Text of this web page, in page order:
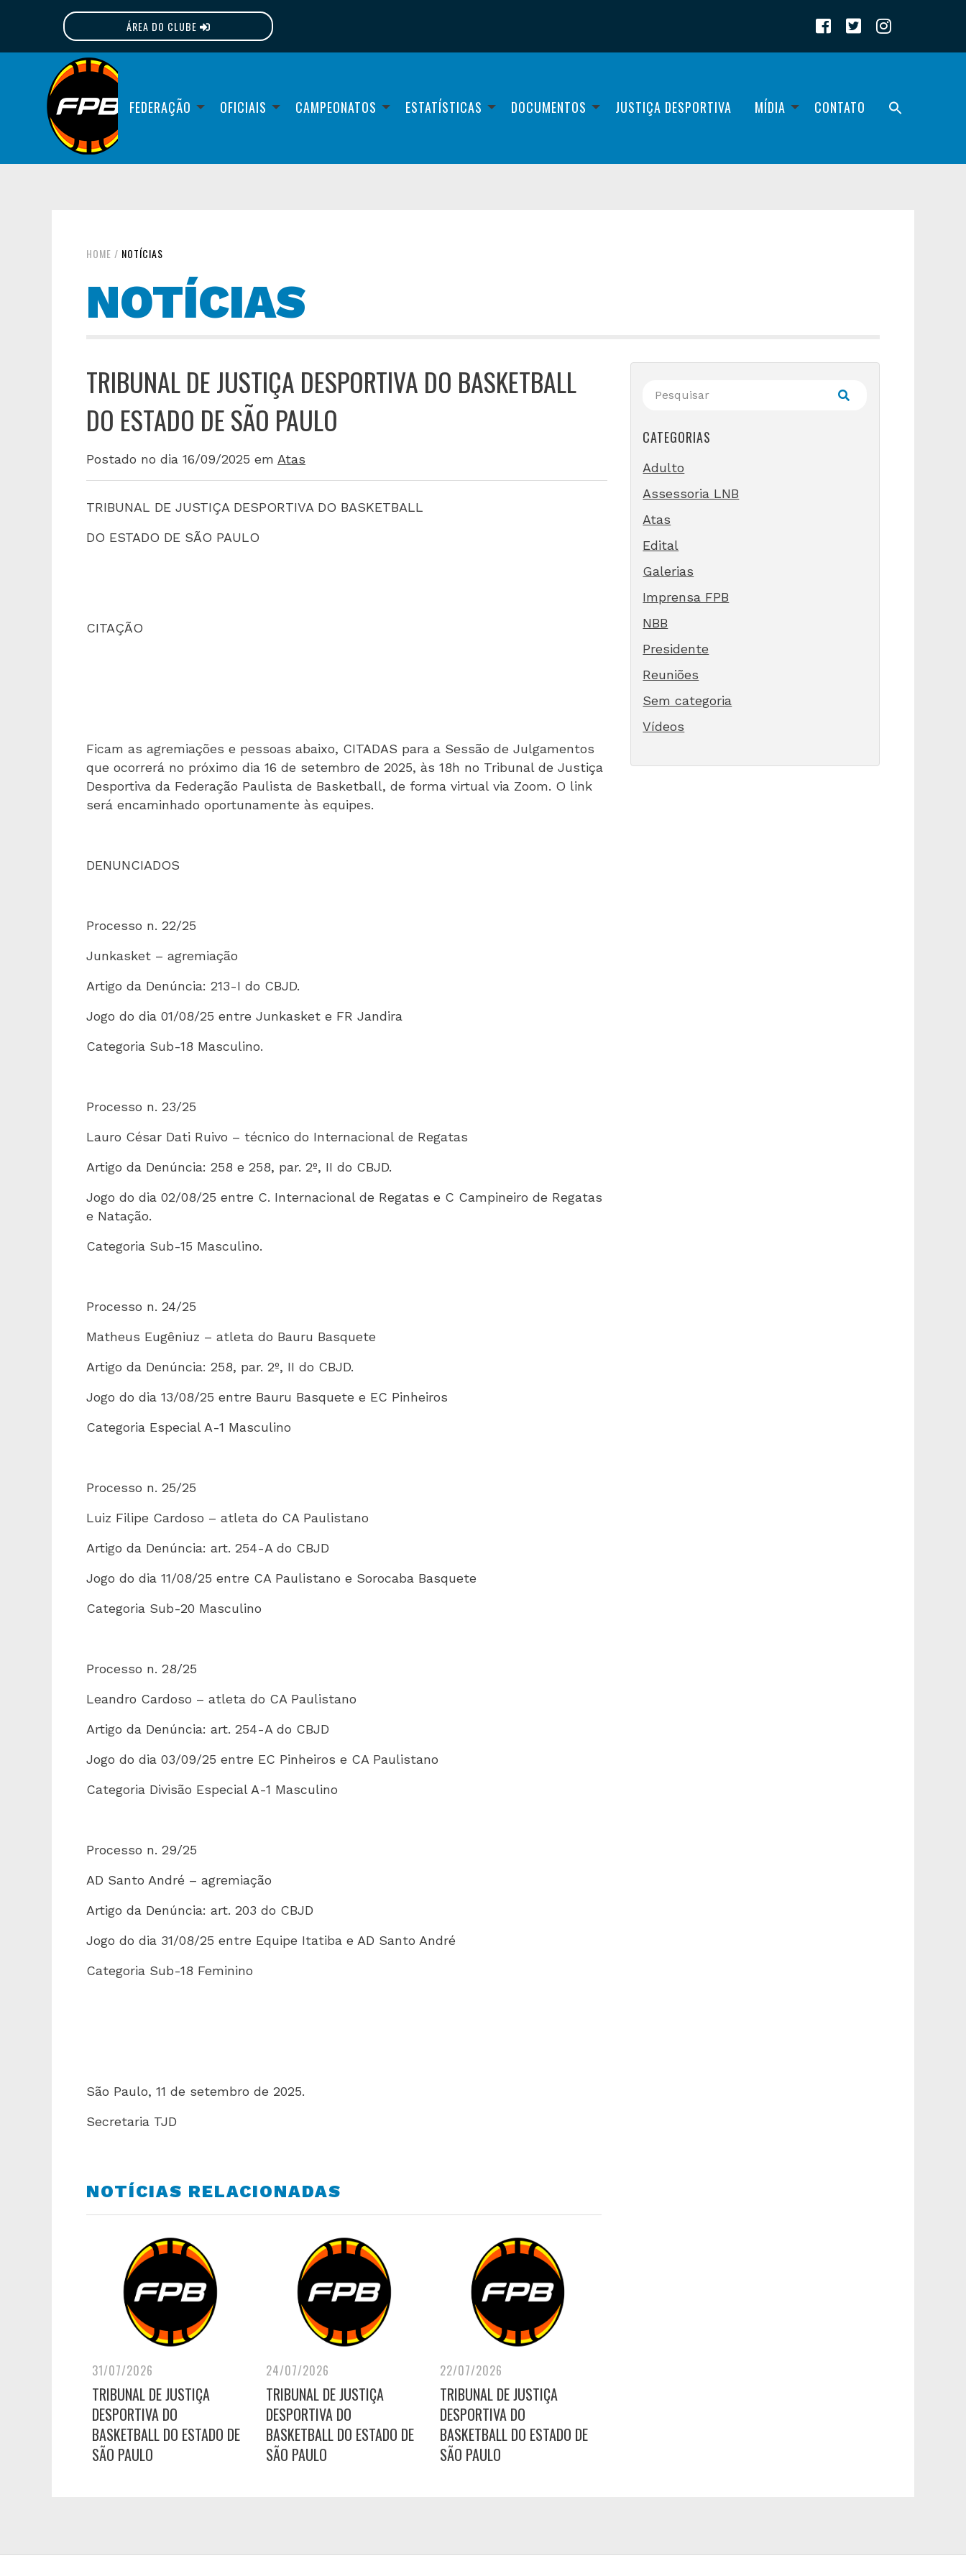
ÁREA DO CLUBE
FEDERAÇÃO OFICIAIS CAMPEONATOS ESTATÍSTICAS DOCUMENTOS JUSTIÇA DESPORTIVA MÍDIA CONTATO
HOME / NOTÍCIAS
NOTÍCIAS
TRIBUNAL DE JUSTIÇA DESPORTIVA DO BASKETBALL
DO ESTADO DE SÃO PAULO
Postado no dia 16/09/2025 em Atas
TRIBUNAL DE JUSTIÇA DESPORTIVA DO BASKETBALL
DO ESTADO DE SÃO PAULO
CITAÇÃO
Ficam as agremiações e pessoas abaixo, CITADAS para a Sessão de Julgamentos
que ocorrerá no próximo dia 16 de setembro de 2025, às 18h no Tribunal de Justiça
Desportiva da Federação Paulista de Basketball, de forma virtual via Zoom. O link
será encaminhado oportunamente às equipes.
DENUNCIADOS
Processo n. 22/25
Junkasket – agremiação
Artigo da Denúncia: 213-I do CBJD.
Jogo do dia 01/08/25 entre Junkasket e FR Jandira
Categoria Sub-18 Masculino.
Processo n. 23/25
Lauro César Dati Ruivo – técnico do Internacional de Regatas
Artigo da Denúncia: 258 e 258, par. 2º, II do CBJD.
Jogo do dia 02/08/25 entre C. Internacional de Regatas e C Campineiro de Regatas
e Natação.
Categoria Sub-15 Masculino.
Processo n. 24/25
Matheus Eugêniuz – atleta do Bauru Basquete
Artigo da Denúncia: 258, par. 2º, II do CBJD.
Jogo do dia 13/08/25 entre Bauru Basquete e EC Pinheiros
Categoria Especial A-1 Masculino
Processo n. 25/25
Luiz Filipe Cardoso – atleta do CA Paulistano
Artigo da Denúncia: art. 254-A do CBJD
Jogo do dia 11/08/25 entre CA Paulistano e Sorocaba Basquete
Categoria Sub-20 Masculino
Processo n. 28/25
Leandro Cardoso – atleta do CA Paulistano
Artigo da Denúncia: art. 254-A do CBJD
Jogo do dia 03/09/25 entre EC Pinheiros e CA Paulistano
Categoria Divisão Especial A-1 Masculino
Processo n. 29/25
AD Santo André – agremiação
Artigo da Denúncia: art. 203 do CBJD
Jogo do dia 31/08/25 entre Equipe Itatiba e AD Santo André
Categoria Sub-18 Feminino
São Paulo, 11 de setembro de 2025.
Secretaria TJD
NOTÍCIAS RELACIONADAS
31/07/2026
TRIBUNAL DE JUSTIÇA
DESPORTIVA DO
BASKETBALL DO ESTADO DE
SÃO PAULO
24/07/2026
TRIBUNAL DE JUSTIÇA
DESPORTIVA DO
BASKETBALL DO ESTADO DE
SÃO PAULO
22/07/2026
TRIBUNAL DE JUSTIÇA
DESPORTIVA DO
BASKETBALL DO ESTADO DE
SÃO PAULO
CATEGORIAS
Adulto
Assessoria LNB
Atas
Edital
Galerias
Imprensa FPB
NBB
Presidente
Reuniões
Sem categoria
Vídeos